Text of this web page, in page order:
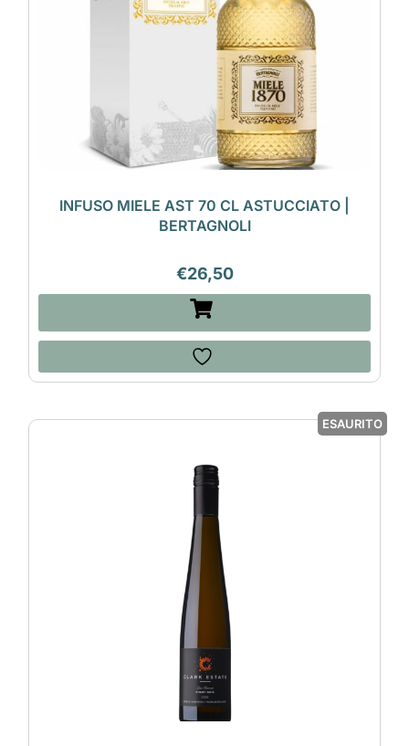
INFUSO MIELE AST 70 CL ASTUCCIATO |
BERTAGNOLI
€26,50
ESAURITO